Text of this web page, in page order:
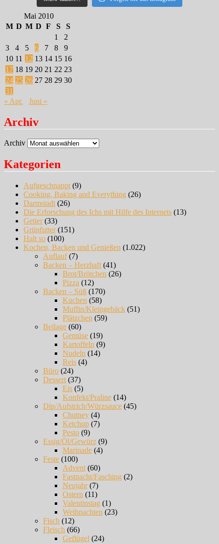
Mai 2010
M D M D F S
S
1
2
3
4 5 6 7 8
9
10 11 12 13 14 15 16
17 18 19 20 21 22 23
24 25 26 27 28 29 30
31
« Apr.
Juni »
Archiv
Archiv
Kategorien
Aufgeschnappt (9)
Cooking, Baking and Everything (26)
Darmstadt (26)
Die Erforschung des Ichs mit Hilfe des Internets (13)
Getier(33)
Grünfutter(151)
Halt so (100)
Kochen, Backen und Genießen (1.022)
Auflauf(7)
Backen – Herzhaft (41)
Brot/Brötchen (26)
Pizza (12)
Backen – Süß (170)
Kuchen (58)
Muffin/Kleingebäck (51)
Plätzchen (59)
Beilage (60)
Gemüse (19)
Kartoffeln (9)
Nudeln (14)
Reis (4)
Büro (24)
Dessert (37)
Eis (5)
Konfekt/Praline (14)
Dip/Aufstrich/Würzsauce (45)
Chutney (4)
Ketchup (7)
Pesto (9)
Essig/Öl/Gewürz (9)
Marinade (4)
Feste (100)
Advent (60)
Fastnacht/Fasching (2)
Neujahr(7)
Ostern (11)
Valentinstag (1)
Weihnachten (23)
Fisch (12)
Fleisch (66)
Geflügel (24)